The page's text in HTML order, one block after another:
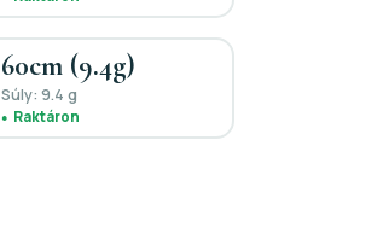
60cm (9.4g)
Súly: 9.4 g
Raktáron